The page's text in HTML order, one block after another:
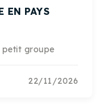
EN PAYS
petit groupe
22/11/2026